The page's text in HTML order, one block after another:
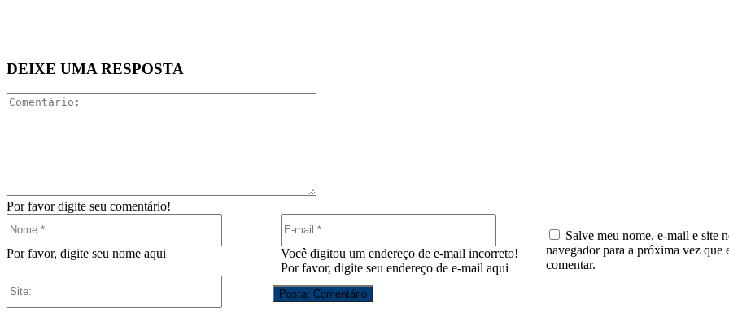
DEIXE UMA RESPOSTA
Por favor digite seu comentário!
Por favor, digite seu nome aqui
Você digitou um endereço de e-mail incorreto!
Por favor, digite seu endereço de e-mail aqui
Salve meu nome, e-mail e site
navegador para a próxima vez que
comentar.